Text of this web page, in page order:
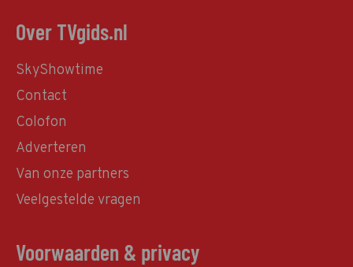
Over TVgids.nl
SkyShowtime
Contact
Colofon
Adverteren
Van onze partners
Veelgestelde vragen
Voorwaarden & privacy